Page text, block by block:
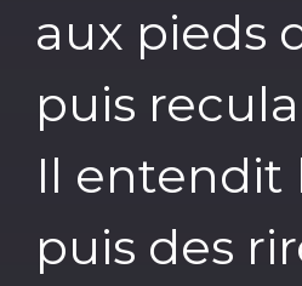
aux pieds
puis
Il entendit
puis des